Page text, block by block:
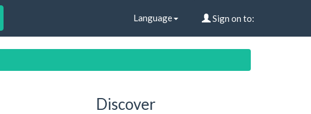
Language Sign on to:
Discover